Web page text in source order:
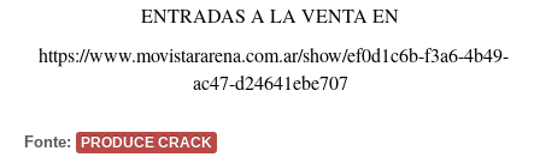
ENTRADAS A LA VENTA EN
https://www.movistararena.com.ar/show/ef0d1c6b-f3a6-4b49-
ac47-d24641ebe707
Fonte: PRODUCE CRACK